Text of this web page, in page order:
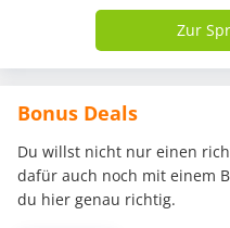
Zur
Bonus Deals
Du willst nicht nur einen
dafür auch noch mit einem
du hier genau richtig.